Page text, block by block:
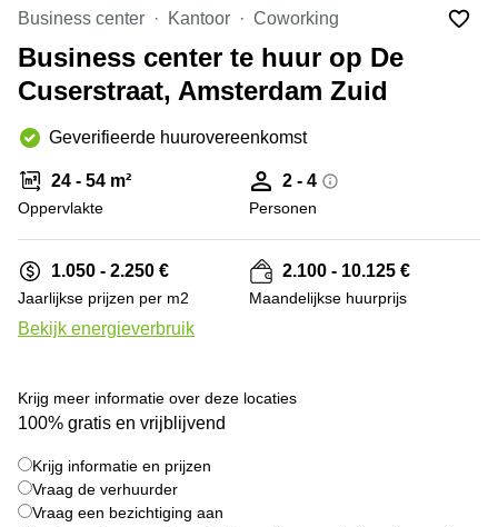
Hengelo
Hilversum
Hoofddorp
Deventer
Rotterdam
Tiel
Zwolle
Amsterdam
Westpoort
Bodegraven-
Reeuwijk
Business
center
Arnhem
Business
Amsterdam
Westpoort
Business
center
Hilversum
Business
center
Coworking
space
Breda
Coworking
Arnhem
Business center Kantoor Coworking
Business center te huur op De
Cuserstraat, Amsterdam Zuid
Geverifieerde huurovereenkomst
24 - 54 m²
Oppervlakte
2 - 4
Personen
1.050 - 2.250 €
Jaarlijkse prijzen per m2
Bekijk energieverbruik
2.100 - 10.125 €
Maandelijkse huurprijs
Krijg meer informatie over deze locaties
100% gratis en vrijblijvend
Krijg informatie en prijzen
Vraag de verhuurder
Vraag een bezichtiging aan